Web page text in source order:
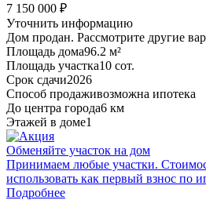
7 150 000 ₽
Уточнить информацию
Дом продан. Рассмотрите другие
Площадь дома96.2 м²
Площадь участка10 сот.
Срок сдачи2026
Способ продаживозможна ипотека
До центра города6 км
Этажей в доме1
Обменяйте участок на дом
Принимаем любые участки.
использовать как первый взнос по
Подробнее